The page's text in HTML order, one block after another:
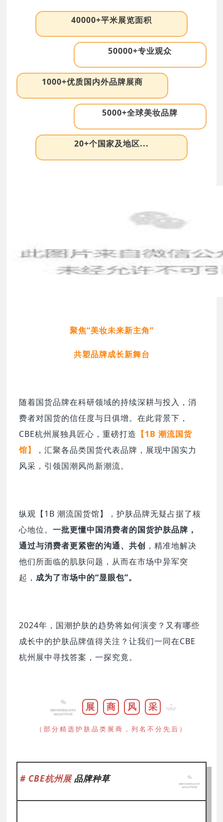
40000+平米展览面积
50000+专业观众
1000+优质国内外品牌展商
5000+全球美妆品牌
20+个国家及地区...
聚焦“美妆未来新主角”
共塑品牌成长新舞台
随着国货品牌在科研领域的持续深耕与投入，消
费者对国货的信任度与日俱增。在此背景下，
CBE杭州展独具匠心，重磅打造 【1B 潮流国货
馆】
，汇聚各品类国货代表品牌，展现中国实力
风采，引领国潮风尚新潮流。
纵观【1B 潮流国货馆】，护肤品牌无疑占据了核
心地位。一批更懂中国消费者的国货护肤品牌 ，
通过与消费者更紧密的沟通、共创 ，精准地解决
他们所面临的肌肤问题，从而在市场中异军突
起， 成为了市场中的“显眼包”。
2024年，国潮护肤的趋势将如何演变？又有哪些
成长中的护肤品牌值得关注？让我们一同在CBE
杭州展中寻找答案，一探究竟。
展 商 风 采
（部分精选护肤品类展商，列名不分先后）
# CBE杭州展 品牌种草